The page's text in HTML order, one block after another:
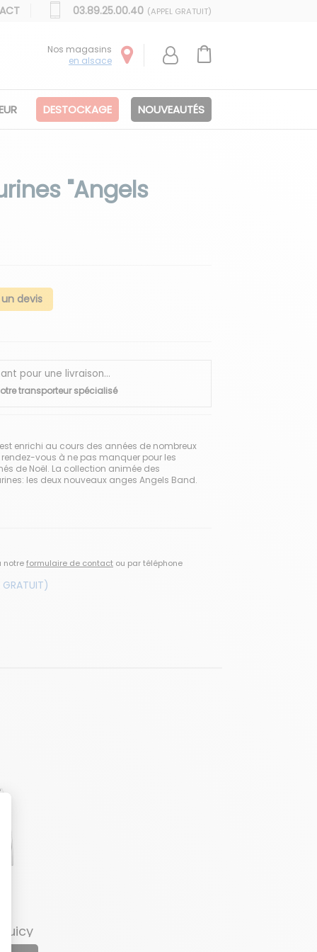
03.89.25.00.40 (APPEL GRATUIT)
Nos magasins
en alsace
DESTOCKAGE NOUVEAUTÉS
"Angels
devis
pour une livraison...
transporteur spécialisé
enrichi au cours des années de nombreux
vous à ne pas manquer pour les
de Noël. La collection animée des
les deux nouveaux anges Angels Band.
notreformulaire de contact ou par téléphone